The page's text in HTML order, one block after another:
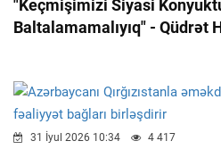
"Keçmişimizi Siyasi
Baltalamamalıyıq" - Qüdrət
31 İyul 2026 10:34 4 417